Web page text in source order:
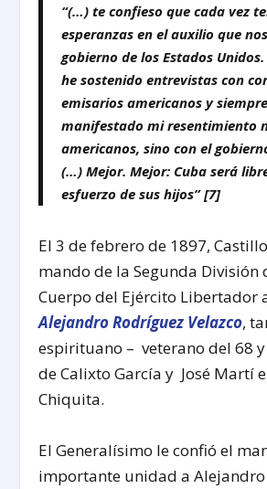
“(…) te confieso que cada vez
esperanzas en el auxilio que
gobierno de los Estados
he sostenido entrevistas con
emisarios americanos y
manifestado mi resentimiento
americanos, sino con el
(…) Mejor. Mejor: Cuba será
esfuerzo de sus hijos”[7]
El 3 de febrero de 1897,
mando de la Segunda División
Cuerpo del Ejército Libertador
Alejandro Rodríguez Velazco,
espirituano – veterano del 68
de Calixto García y José Martí
Chiquita.
El Generalísimo le confió el
importante unidad a